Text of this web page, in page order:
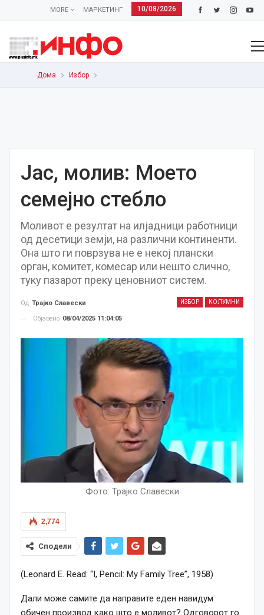
10/08/2026
МАРКЕТИНГ
MORE
Дома Избор
Јас, молив: Моето
семејно стебло
Моливот е резултат на илјадници работници
од десетици земји, на различни континенти.
Она што ги поврзува не е некој плански
орган, комитет, комесар или нешто слично,
туку пазарот преку ценовниот систем.
ИЗБОР КОЛУМНИ
Од Трајко Славески
Објавено 08/04/2025 11:04:05
Фото: Трајко Славески
2,774
Сподели
(Leonard E. Read: “I, Pencil: My Family Tree”, 1958)
Дали може самите да направите еден навидум
обичен производ како што е моливот? Одговорот го